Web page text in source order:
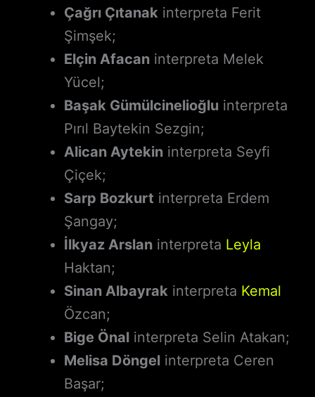
Çağrı Çıtanakinterpreta Ferit
Şimşek;
Elçin Afacaninterpreta Melek
Yücel;
Başak Gümülcinelioğluinterpreta
Pırıl Baytekin Sezgin;
Alican Aytekininterpreta Seyfi
Çiçek;
Sarp Bozkurt interpreta Erdem
Şangay;
İlkyaz Arslaninterpreta Leyla
Haktan;
Sinan Albayrakinterpreta Kemal
Özcan;
Bige Önal interpreta Selin Atakan;
Melisa Döngel interpreta Ceren
Başar;